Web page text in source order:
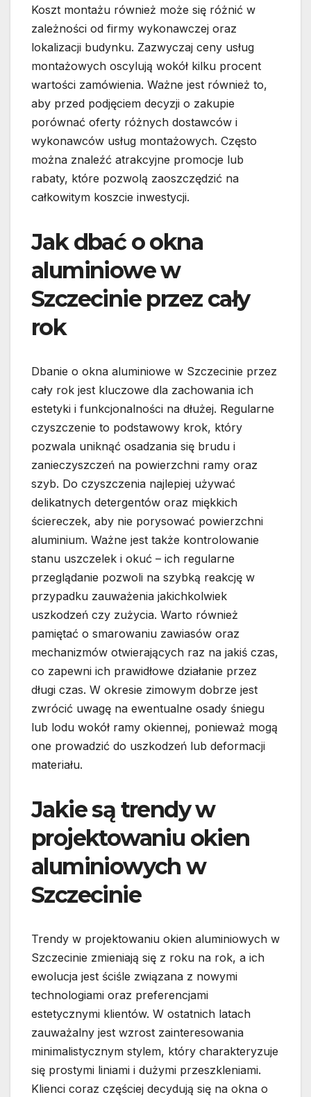
Koszt montażu również może się różnić w
zależności od firmy wykonawczej oraz
lokalizacji budynku. Zazwyczaj ceny usług
montażowych oscylują wokół kilku procent
wartości zamówienia. Ważne jest również to,
aby przed podjęciem decyzji o zakupie
porównać oferty różnych dostawców i
wykonawców usług montażowych. Często
można znaleźć atrakcyjne promocje lub
rabaty, które pozwolą zaoszczędzić na
całkowitym koszcie inwestycji.
Jak dbać o okna
aluminiowe w
Szczecinie przez cały
rok
Dbanie o okna aluminiowe w Szczecinie przez
cały rok jest kluczowe dla zachowania ich
estetyki i funkcjonalności na dłużej. Regularne
czyszczenie to podstawowy krok, który
pozwala uniknąć osadzania się brudu i
zanieczyszczeń na powierzchni ramy oraz
szyb. Do czyszczenia najlepiej używać
delikatnych detergentów oraz miękkich
ściereczek, aby nie porysować powierzchni
aluminium. Ważne jest także kontrolowanie
stanu uszczelek i okuć – ich regularne
przeglądanie pozwoli na szybką reakcję w
przypadku zauważenia jakichkolwiek
uszkodzeń czy zużycia. Warto również
pamiętać o smarowaniu zawiasów oraz
mechanizmów otwierających raz na jakiś czas,
co zapewni ich prawidłowe działanie przez
długi czas. W okresie zimowym dobrze jest
zwrócić uwagę na ewentualne osady śniegu
lub lodu wokół ramy okiennej, ponieważ mogą
one prowadzić do uszkodzeń lub deformacji
materiału.
Jakie są trendy w
projektowaniu okien
aluminiowych w
Szczecinie
Trendy w projektowaniu okien aluminiowych w
Szczecinie zmieniają się z roku na rok, a ich
ewolucja jest ściśle związana z nowymi
technologiami oraz preferencjami
estetycznymi klientów. W ostatnich latach
zauważalny jest wzrost zainteresowania
minimalistycznym stylem, który charakteryzuje
się prostymi liniami i dużymi przeszkleniami.
Klienci coraz częściej decydują się na okna o